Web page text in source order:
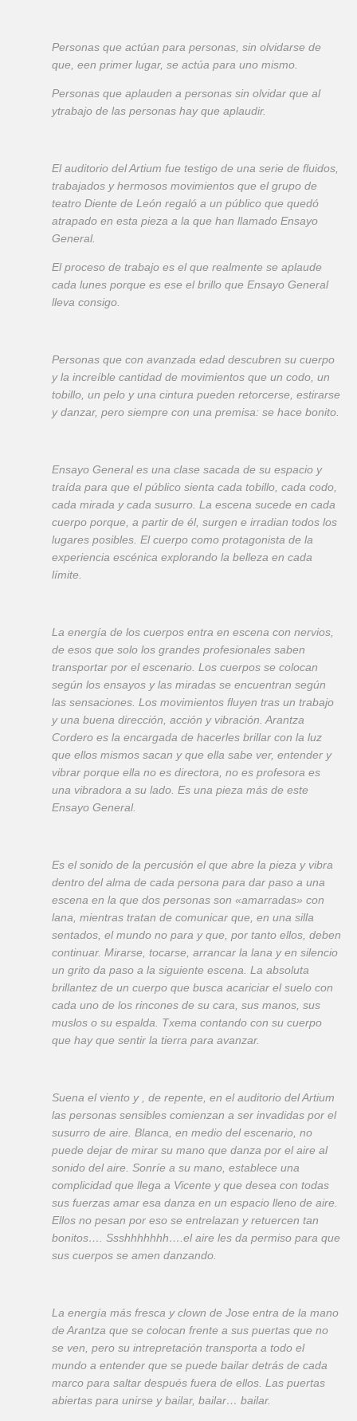
Personas que actúan para personas, sin olvidarse de
que, een primer lugar, se actúa para uno mismo.
Personas que aplauden a personas sin olvidar que al
ytrabajo de las personas hay que aplaudir.
El auditorio del Artium fue testigo de una serie de fluidos,
trabajados y hermosos movimientos que el grupo de
teatro Diente de León regaló a un público que quedó
atrapado en esta pieza a la que han llamado Ensayo
General.
El proceso de trabajo es el que realmente se aplaude
cada lunes porque es ese el brillo que Ensayo General
lleva consigo.
Personas que con avanzada edad descubren su cuerpo
y la increíble cantidad de movimientos que un codo, un
tobillo, un pelo y una cintura pueden retorcerse, estirarse
y danzar, pero siempre con una premisa: se hace bonito.
Ensayo General es una clase sacada de su espacio y
traída para que el público sienta cada tobillo, cada codo,
cada mirada y cada susurro. La escena sucede en cada
cuerpo porque, a partir de él, surgen e irradian todos los
lugares posibles. El cuerpo como protagonista de la
experiencia escénica explorando la belleza en cada
límite.
La energía de los cuerpos entra en escena con nervios,
de esos que solo los grandes profesionales saben
transportar por el escenario. Los cuerpos se colocan
según los ensayos y las miradas se encuentran según
las sensaciones. Los movimientos fluyen tras un trabajo
y una buena dirección, acción y vibración. Arantza
Cordero es la encargada de hacerles brillar con la luz
que ellos mismos sacan y que ella sabe ver, entender y
vibrar porque ella no es directora, no es profesora es
una vibradora a su lado. Es una pieza más de este
Ensayo General.
Es el sonido de la percusión el que abre la pieza y vibra
dentro del alma de cada persona para dar paso a una
escena en la que dos personas son «amarradas» con
lana, mientras tratan de comunicar que, en una silla
sentados, el mundo no para y que, por tanto ellos, deben
continuar. Mirarse, tocarse, arrancar la lana y en silencio
un grito da paso a la siguiente escena. La absoluta
brillantez de un cuerpo que busca acariciar el suelo con
cada uno de los rincones de su cara, sus manos, sus
muslos o su espalda. Txema contando con su cuerpo
que hay que sentir la tierra para avanzar.
Suena el viento y , de repente, en el auditorio del Artium
las personas sensibles comienzan a ser invadidas por el
susurro de aire. Blanca, en medio del escenario, no
puede dejar de mirar su mano que danza por el aire al
sonido del aire. Sonríe a su mano, establece una
complicidad que llega a Vicente y que desea con todas
sus fuerzas amar esa danza en un espacio lleno de aire.
Ellos no pesan por eso se entrelazan y retuercen tan
bonitos…. Ssshhhhhhh….el aire les da permiso para que
sus cuerpos se amen danzando.
La energía más fresca y clown de Jose entra de la mano
de Arantza que se colocan frente a sus puertas que no
se ven, pero su intrepretación transporta a todo el
mundo a entender que se puede bailar detrás de cada
marco para saltar después fuera de ellos. Las puertas
abiertas para unirse y bailar, bailar… bailar.